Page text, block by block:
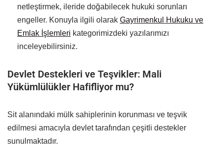
netleştirmek, ileride doğabilecek hukuki sorunları
engeller. Konuyla ilgili olarak Gayrimenkul Hukuku ve
Emlak İşlemleri kategorimizdeki yazılarımızı
inceleyebilirsiniz.
Devlet Destekleri ve Teşvikler: Mali
Yükümlülükler Hafifliyor mu?
Sit alanındaki mülk sahiplerinin korunması ve teşvik
edilmesi amacıyla devlet tarafından çeşitli destekler
sunulmaktadır.